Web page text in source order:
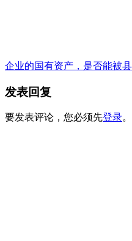
企业的国有资产，是否能被
发表回复
要发表评论，您必须先登录。